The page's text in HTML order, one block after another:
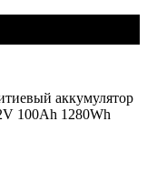
аккумулятор
100Ah 1280Wh